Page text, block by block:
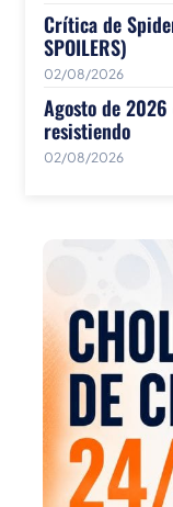
Crítica de
SPOILERS)
02/08/2026
Agosto de
resistiendo
02/08/2026